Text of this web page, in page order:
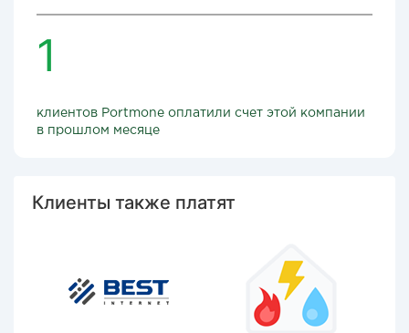
1
клиентов Portmone оплатили счет этой компании
в прошлом месяце
Клиенты также платят